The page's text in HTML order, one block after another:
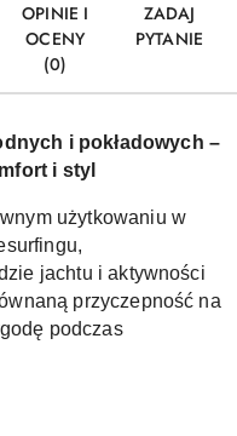
OPINIE I
OCENY
(0)
ZADAJ
PYTANIE
i pokładowych –
i styl
użytkowaniu w
jachtu i aktywności
przyczepność na
podczas